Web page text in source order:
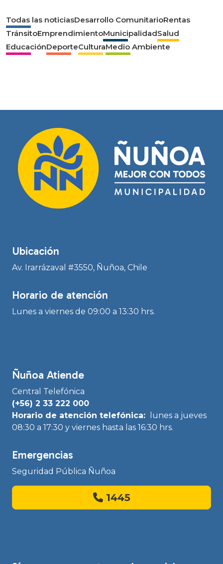
Todas las noticiasDesarrollo ComunitarioRentas
TránsitoEmprendimientoMunicipalidadSalud
EducaciónDeporteCulturaMedio Ambiente
Ubicación
Av. Irarrázaval #3550, Ñuñoa, Chile
Horario de atención
Lunes a viernes de 09:00 a 13:30 hrs.
Ñuñoa Atiende
Central Telefónica
(+56) 2 33 222 000
Horario de atención telefónica:
lunes a jueves
08:30 a 17:30 y viernes hasta las 16:30 hrs.
Emergencias
Seguridad Pública Ñuñoa
1445